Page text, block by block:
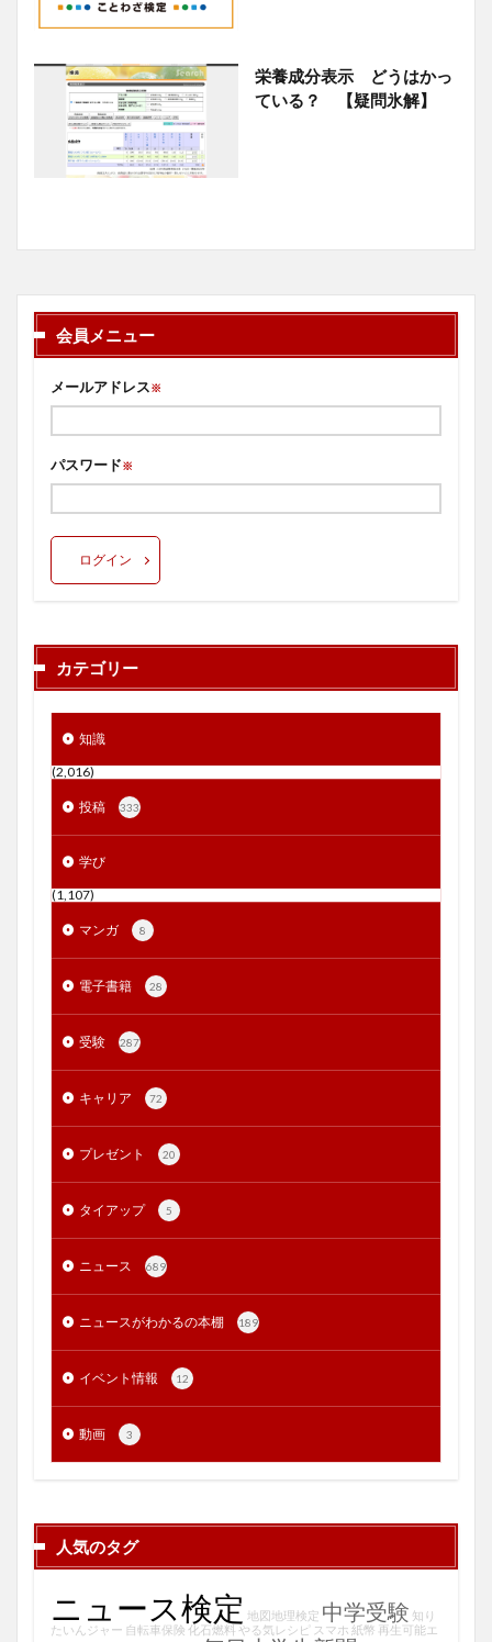
栄養成分表示 どうはかっ
ている？ 【疑問氷解】
会員メニュー
メールアドレス※
パスワード※
ログイン
カテゴリー
知識
(2,016)
投稿 333
学び
(1,107)
マンガ 8
電子書籍 28
受験 287
キャリア 72
プレゼント 20
タイアップ 5
ニュース 689
ニュースがわかるの本棚 189
イベント情報 12
動画 3
人気のタグ
ニュース検定 地図地理検定 中学受験 知り
たいんジャー 自転車保険 化石燃料やる気レシピ スマホ 紙幣 再生可能エ